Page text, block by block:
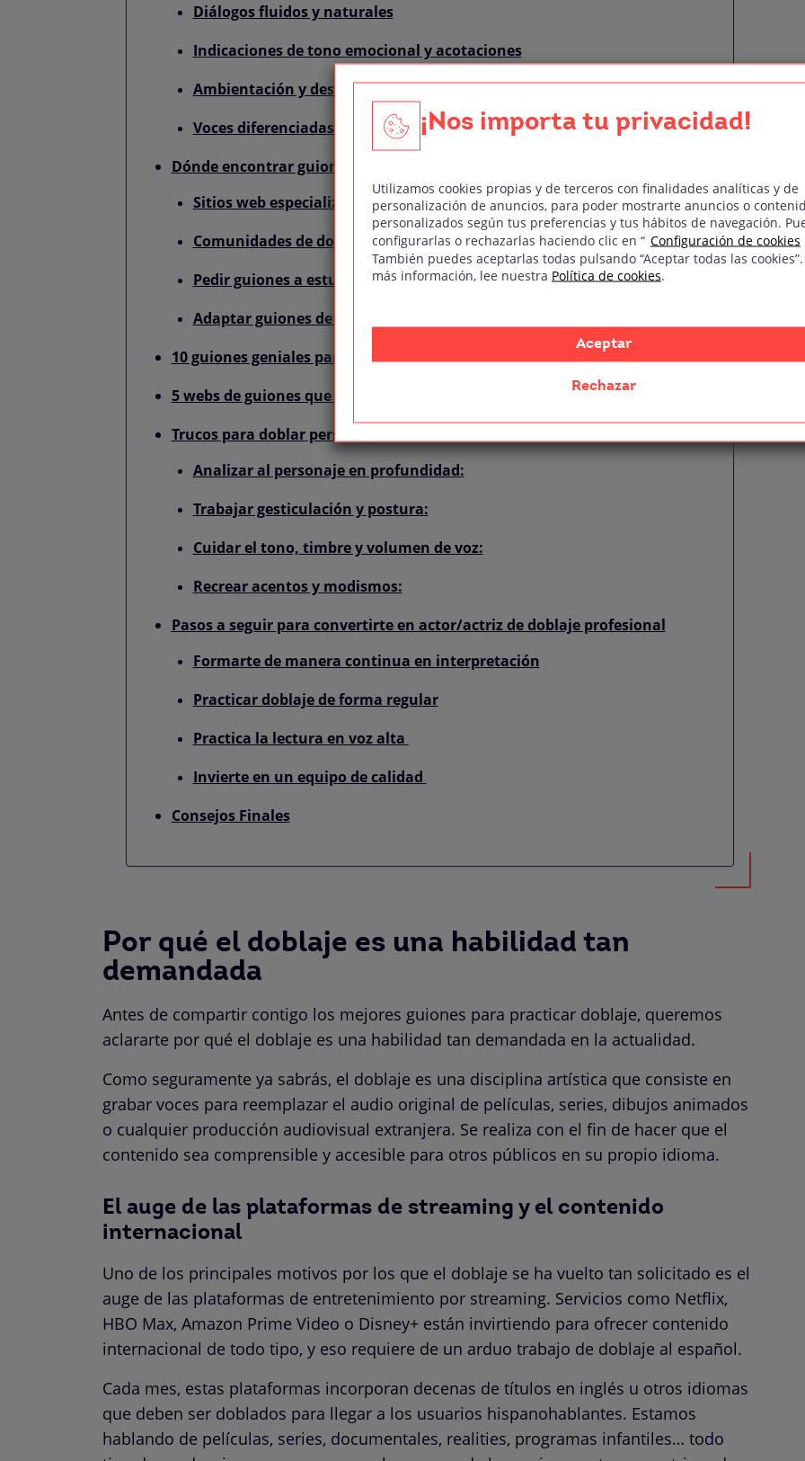
Diálogos fluidos y naturales
Indicaciones de tono emocional y acotaciones
Ambientación y descripción de escenas
Voces diferenciadas para cada personaje
Dónde encontrar guiones de doblaje para principiantes
Sitios web especializados en guiones
Comunidades de doblaje en redes sociales
Pedir guiones a estudios de doblaje
Adaptar guiones de películas y series conocidas
10 guiones geniales para practicar doblaje
5 webs de guiones que puedes consultar para practicar doblaje
Trucos para doblar personajes de forma convincente
Analizar al personaje en profundidad:
Trabajar gesticulación y postura:
Cuidar el tono, timbre y volumen de voz:
Recrear acentos y modismos:
Pasos a seguir para convertirte en actor/actriz de doblaje profesional
Formarte de manera continua en interpretación
Practicar doblaje de forma regular
Practica la lectura en voz alta
Invierte en un equipo de calidad
Consejos Finales
Por qué el doblaje es una habilidad tan
demandada
Antes de compartir contigo los mejores guiones para practicar doblaje, queremos
aclararte por qué el doblaje es una habilidad tan demandada en la actualidad.
Como seguramente ya sabrás, el doblaje es una disciplina artística que consiste en
grabar voces para reemplazar el audio original de películas, series, dibujos animados
o cualquier producción audiovisual extranjera. Se realiza con el fin de hacer que el
contenido sea comprensible y accesible para otros públicos en su propio idioma.
El auge de las plataformas de streaming y el contenido
internacional
Uno de los principales motivos por los que el doblaje se ha vuelto tan solicitado es el
auge de las plataformas de entretenimiento por streaming. Servicios como Netflix,
HBO Max, Amazon Prime Video o Disney+ están invirtiendo para ofrecer contenido
internacional de todo tipo, y eso requiere de un arduo trabajo de doblaje al español.
Cada mes, estas plataformas incorporan decenas de títulos en inglés u otros idiomas
que deben ser doblados para llegar a los usuarios hispanohablantes. Estamos
hablando de películas, series, documentales, realities, programas infantiles… todo
¡Nos importa tu privacidad!
Utilizamos cookies propias y de terceros con finalidades analíticas y de
personalización de anuncios, para poder mostrarte anuncios o
personalizados según tus preferencias y tus hábitos de navegación.
configurarlas o rechazarlas haciendo clic en “ Configuración de cookies
También puedes aceptarlas todas pulsando “Aceptar todas las
más información, lee nuestra Política de cookies.
Aceptar
Rechazar